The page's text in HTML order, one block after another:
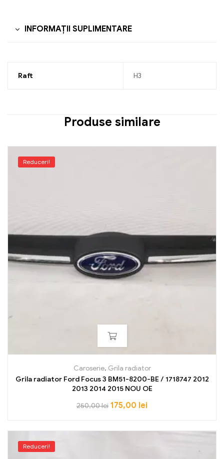
INFORMAȚII SUPLIMENTARE
Raft H3
Produse similare
Reduceri!
Caroserie, Grila radiator
Grila radiator Ford Focus 3 BM51-8200-BE / 1718747 2012
2013 2014 2015 NOU OE
250,00lei 175,00 lei
Reduceri!